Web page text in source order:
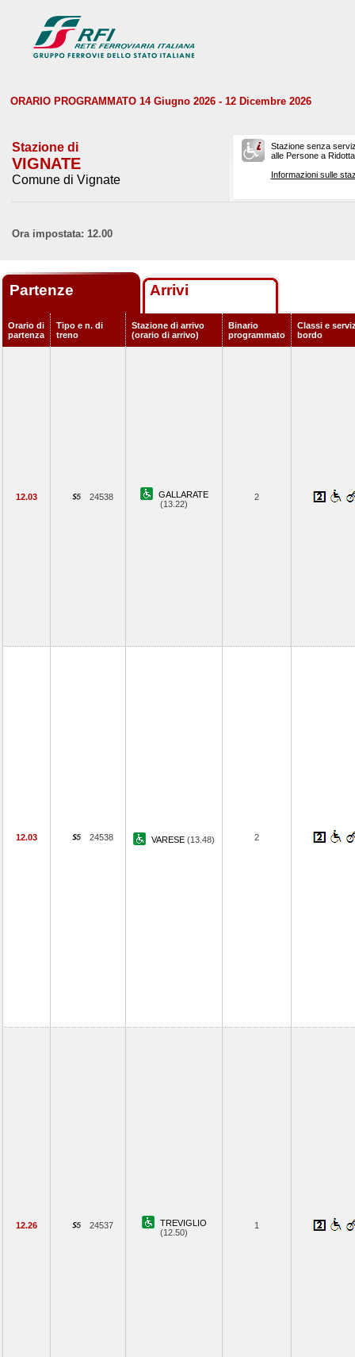
ORARIO PROGRAMMATO 14 Giugno 2026 - 12 Dicembre 2026
Stazione di
VIGNATE
Comune di Vignate
Stazione senza
alle Persone a
Informazioni sulle
Ora impostata: 12.00
Partenze Arrivi
Orario di
partenza
Tipo e n. di
treno
Stazione di arrivo
(orario di arrivo)
Binario
programmato
Classi e
bordo
12.03 24538
GALLARATE
(13.22)
2
12.03 24538 VARESE (13.48) 2
12.26 24537
TREVIGLIO
(12.50)
1